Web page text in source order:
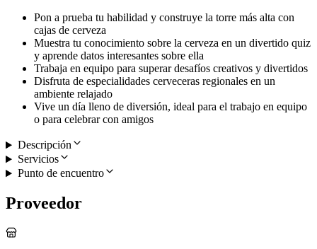
Pon a prueba tu habilidad y construye la torre más alta con
cajas de cerveza
Muestra tu conocimiento sobre la cerveza en un divertido quiz
y aprende datos interesantes sobre ella
Trabaja en equipo para superar desafíos creativos y divertidos
Disfruta de especialidades cerveceras regionales en un
ambiente relajado
Vive un día lleno de diversión, ideal para el trabajo en equipo
o para celebrar con amigos
Descripción
Servicios
Punto de encuentro
Proveedor